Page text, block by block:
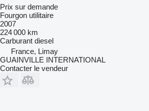
Prix sur demande
Fourgon utilitaire
2007
224 000 km
Carburant diesel
France, Limay
GUAINVILLE INTERNATIONAL
Contacter le vendeur